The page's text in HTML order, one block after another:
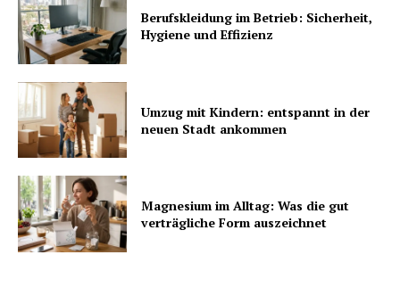
Berufskleidung im Betrieb: Sicherheit,
Hygiene und Effizienz
Umzug mit Kindern: entspannt in der
neuen Stadt ankommen
Magnesium im Alltag: Was die gut
verträgliche Form auszeichnet